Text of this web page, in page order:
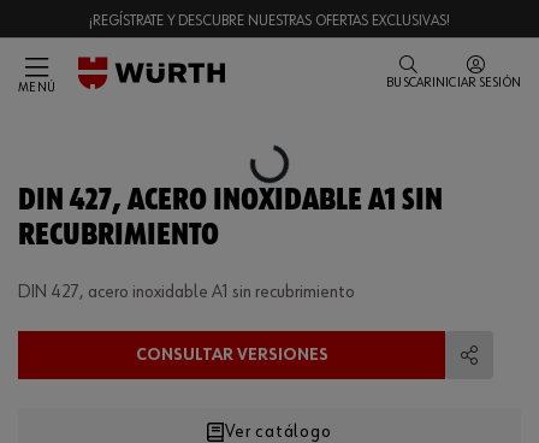
¡REGÍSTRATE Y DESCUBRE NUESTRAS OFERTAS EXCLUSIVAS!
MENÚ BUSCAR INICIAR SESIÓN
Loading...
DIN 427, ACERO INOXIDABLE A1 SIN
RECUBRIMIENTO
DIN 427, acero inoxidable A1 sin recubrimiento
CONSULTAR VERSIONES
Ver catálogo